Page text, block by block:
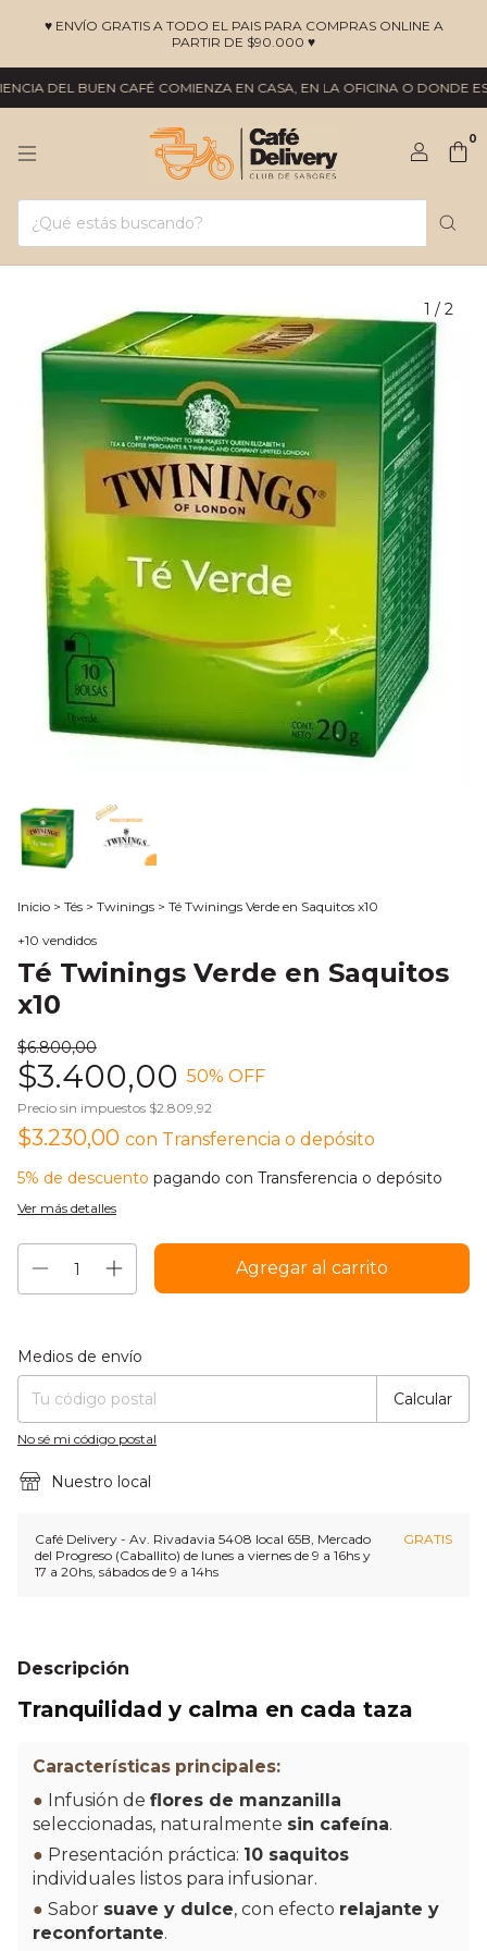
♥ ENVÍO GRATIS A TODO EL PAIS PARA COMPRAS ONLINE A
PARTIR DE $90.000 ♥
DEL BUEN CAFÉ COMIENZA EN CASA, EN LA OFICINA O DONDE
0
1 / 2
Inicio > Tés > Twinings > Té Twinings Verde en Saquitos x10
+10 vendidos
Té Twinings Verde en Saquitos
x10
$6.800,00
$3.400,00 50% OFF
Precio sin impuestos $2.809,92
$3.230,00 con Transferencia o depósito
5% de descuento pagando con Transferencia o depósito
Ver más detalles
Entregas para el CP:
Medios de envío
Calcular
No sé mi código postal
Nuestro local
Café Delivery - Av. Rivadavia 5408 local 65B, Mercado
del Progreso (Caballito) de lunes a viernes de 9 a 16hs y
17 a 20hs, sábados de 9 a 14hs
GRATIS
Descripción
Tranquilidad y calma en cada taza
Características principales:
● Infusión de flores de manzanilla
seleccionadas, naturalmente sin cafeína.
● Presentación práctica: 10 saquitos
individuales listos para infusionar.
● Sabor suave y dulce, con efecto relajante y
reconfortante.